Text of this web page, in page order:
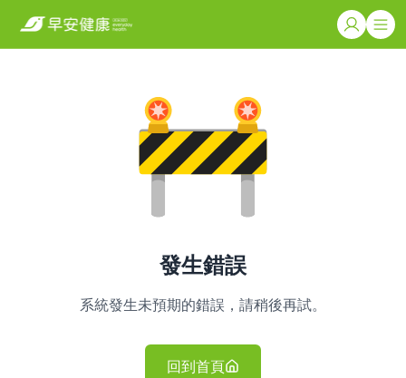
發生錯誤
系統發生未預期的錯誤，請稍後再試。
回到首頁